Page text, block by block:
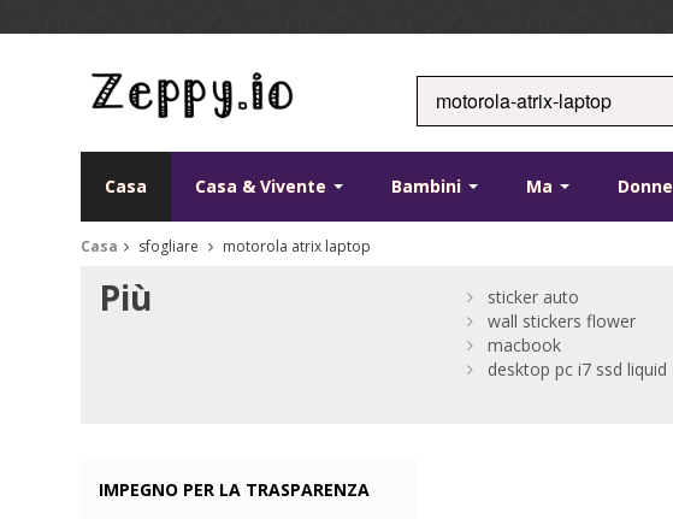
Casa Casa & Vivente Bambini Ma Donne
Casa sfogliare motorola atrix laptop
Più sticker auto
wall stickers flower
macbook
desktop pc i7 ssd liquid
IMPEGNO PER LA TRASPARENZA